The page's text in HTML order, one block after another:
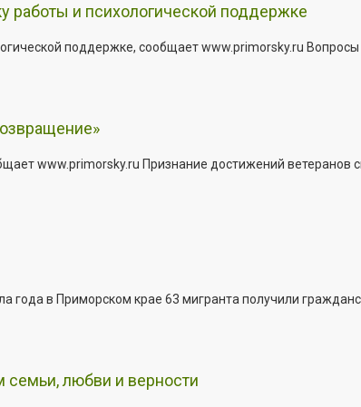
работы и психологической поддержке
поддержке, сообщает www.primorsky.ru Вопросы
www.primorsky.ru Признание достижений ветеранов
в Приморском крае 63 мигранта получили
семьи, любви и верности